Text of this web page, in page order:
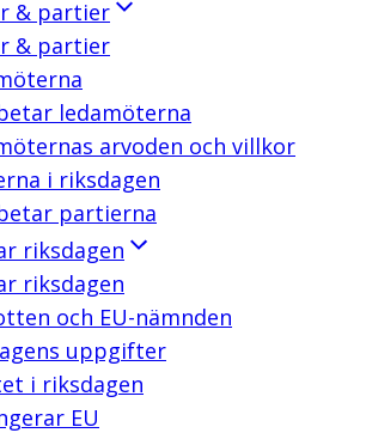
& partier
& partier
ledamöterna
arvoden och villkor
i riksdagen
partierna
riksdagen
riksdagen
och EU-nämnden
uppgifter
i riksdagen
EU